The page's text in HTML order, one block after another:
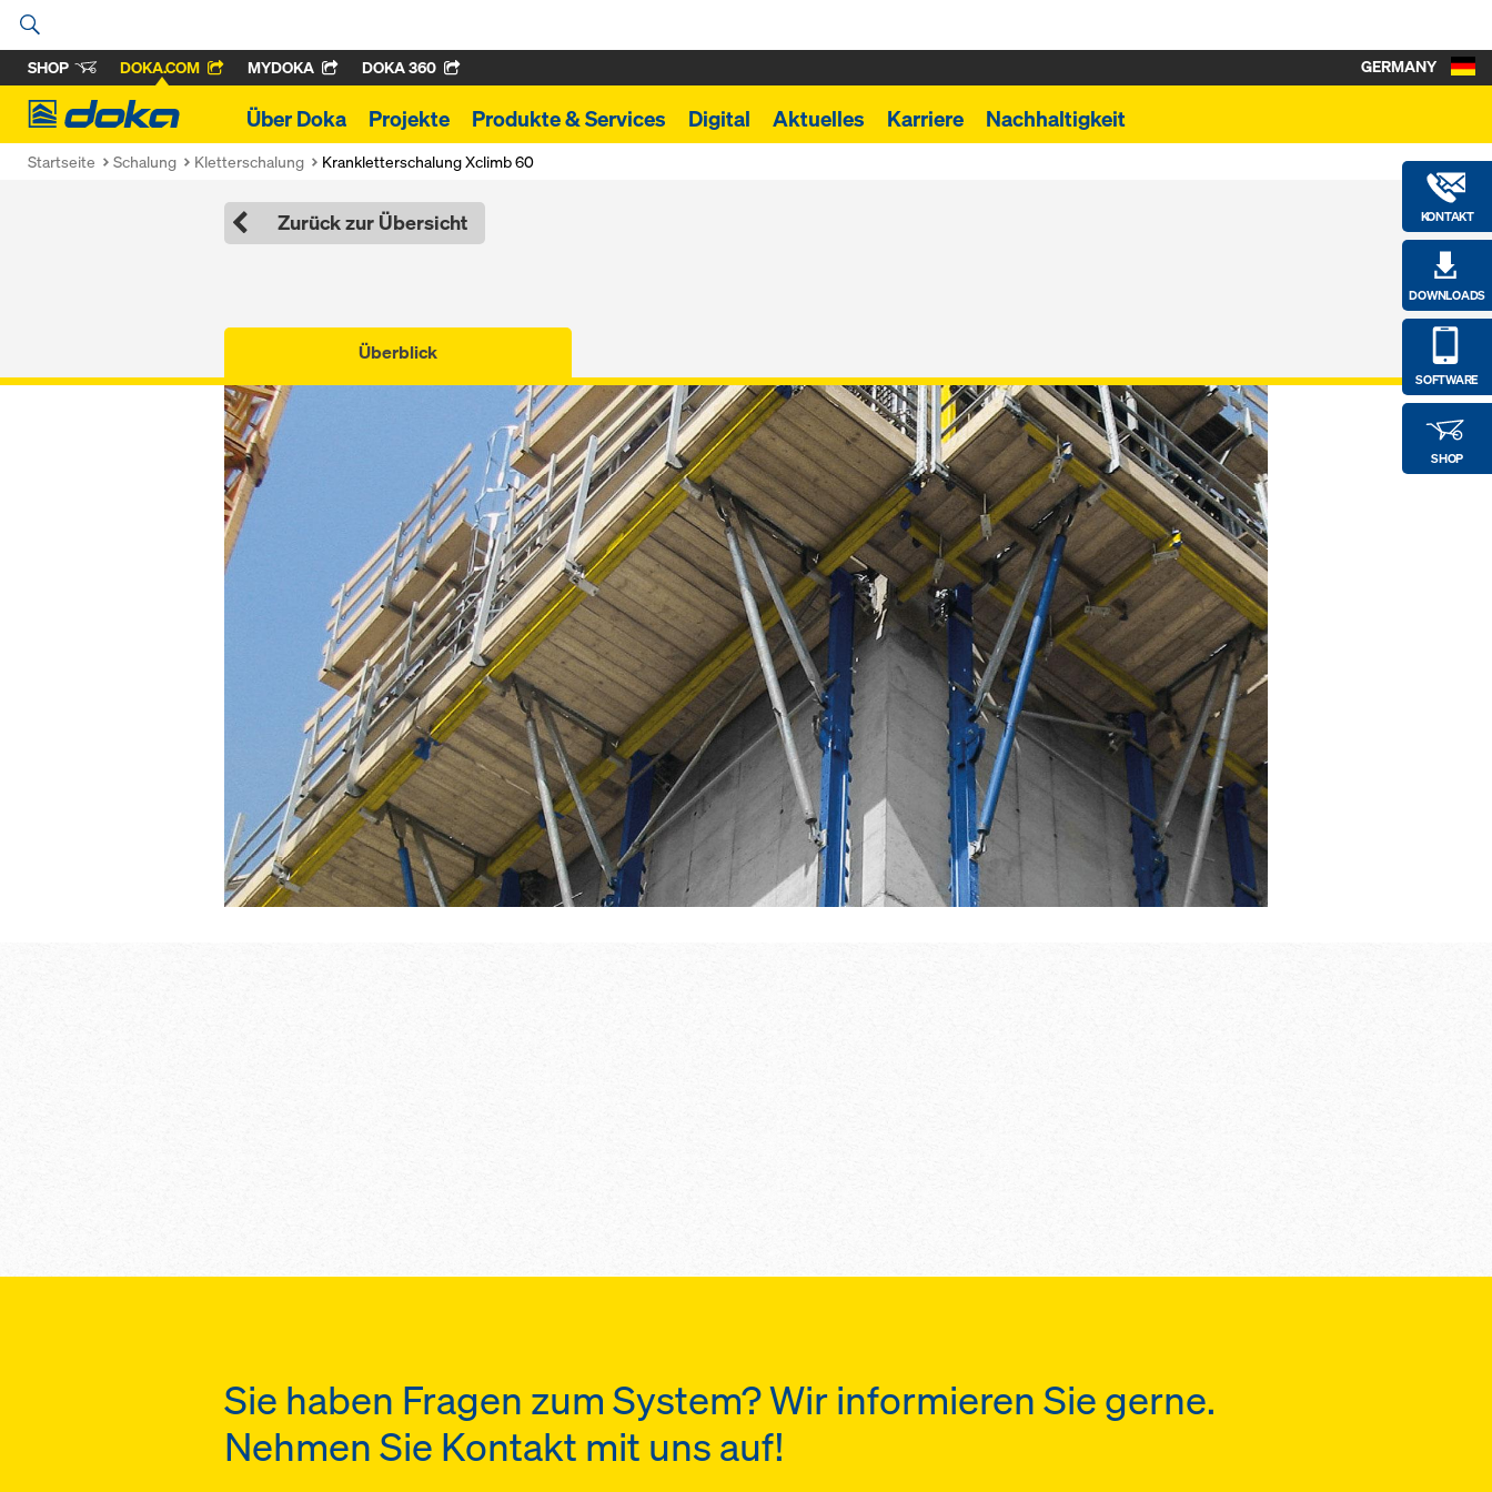
SHOP DOKA.COM MYDOKA DOKA 360
Doka
Über Doka Projekte Produkte & Services Digital Aktuelles Karriere Nachhaltigkeit
KONTAKT
DOWNLOADS
SOFTWARE
SHOP
GERMANY
Startseite Schalung Kletterschalung Krankletterschalung Xclimb 60
Zurück zur Übersicht
Überblick
Sie haben Fragen zum System? Wir informieren Sie gerne.
Nehmen Sie Kontakt mit uns auf!